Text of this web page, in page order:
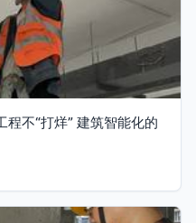
程不“打烊” 建筑智能化的